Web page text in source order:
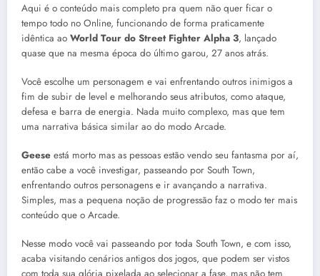
Aqui é o conteúdo mais completo pra quem não quer ficar o
tempo todo no Online, funcionando de forma praticamente
idêntica ao World Tour do Street Fighter Alpha 3, lançado
quase que na mesma época do último garou, 27 anos atrás.
Você escolhe um personagem e vai enfrentando outros inimigos a
fim de subir de level e melhorando seus atributos, como ataque,
defesa e barra de energia. Nada muito complexo, mas que tem
uma narrativa básica similar ao do modo Arcade.
Geese está morto mas as pessoas estão vendo seu fantasma por aí,
então cabe a você investigar, passeando por South Town,
enfrentando outros personagens e ir avançando a narrativa.
Simples, mas a pequena noção de progressão faz o modo ter mais
conteúdo que o Arcade.
Nesse modo você vai passeando por toda South Town, e com isso,
acaba visitando cenários antigos dos jogos, que podem ser vistos